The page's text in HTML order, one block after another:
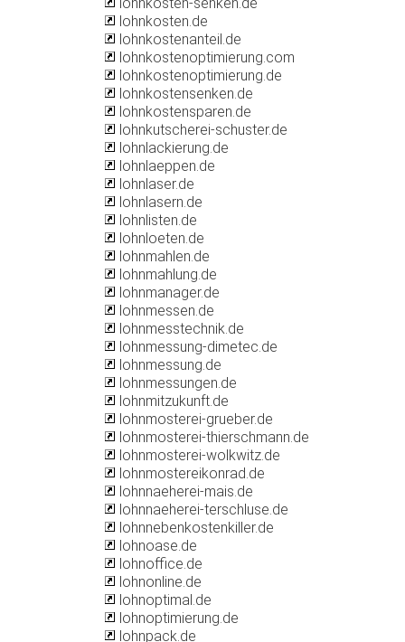
lohnkosten.de
lohnkostenanteil.de
lohnkostenoptimierung.com
lohnkostenoptimierung.de
lohnkostensenken.de
lohnkostensparen.de
lohnkutscherei-schuster.de
lohnlackierung.de
lohnlaeppen.de
lohnlaser.de
lohnlasern.de
lohnlisten.de
lohnloeten.de
lohnmahlen.de
lohnmahlung.de
lohnmanager.de
lohnmessen.de
lohnmesstechnik.de
lohnmessung-dimetec.de
lohnmessung.de
lohnmessungen.de
lohnmitzukunft.de
lohnmosterei-grueber.de
lohnmosterei-thierschmann.de
lohnmosterei-wolkwitz.de
lohnmostereikonrad.de
lohnnaeherei-mais.de
lohnnaeherei-terschluse.de
lohnnebenkostenkiller.de
lohnoase.de
lohnoffice.de
lohnonline.de
lohnoptimal.de
lohnoptimierung.de
lohnpack.de